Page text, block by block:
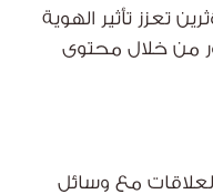
تعزز تأثير الهوية
من خلال محتوى
العلاقات مع وسائل